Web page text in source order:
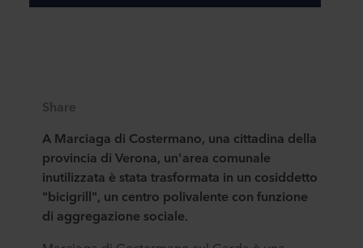
Share
A Marciaga di Costermano, una cittadina della
provincia di Verona, un'area comunale
inutilizzata è stata trasformata in un cosiddetto
"bicigrill", un centro polivalente con funzione
di aggregazione sociale.